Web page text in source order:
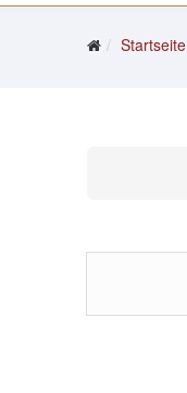
Startseite